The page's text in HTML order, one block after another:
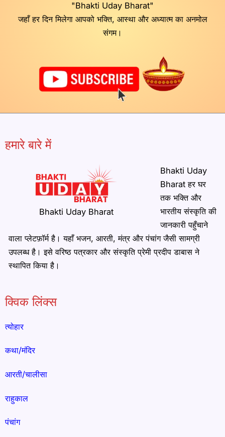
"Bhakti Uday Bharat"
जहाँ हर दिन मिलेगा आपको भक्ति, आस्था और अध्यात्म का अनमोल
संगम।
हमारे बारे में
Bhakti Uday Bharat
Bhakti Uday
Bharat हर घर
तक भक्ति और
भारतीय संस्कृति की
जानकारी पहुँचाने
वाला प्लेटफ़ॉर्म है। यहाँ भजन, आरती, मंत्र और पंचांग जैसी सामग्री
उपलब्ध है। इसे वरिष्ठ पत्रकार और संस्कृति प्रेमी प्रदीप डाबास ने
स्थापित किया है।
क्विक लिंक्स
त्योहार
कथा/मंदिर
आरती/चालीसा
राहुकाल
पंचांग